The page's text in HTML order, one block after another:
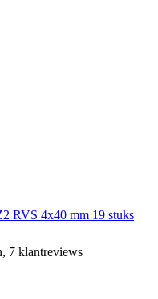
RVS 4x40 mm 19 stuks
7 klantreviews